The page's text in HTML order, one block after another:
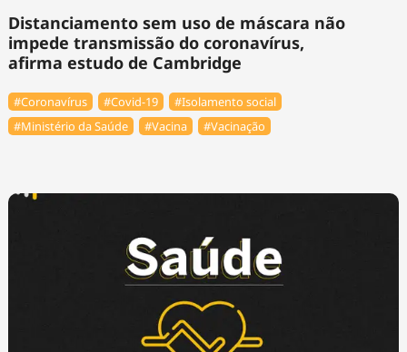
Distanciamento sem uso de máscara não
impede transmissão do coronavírus,
afirma estudo de Cambridge
#Coronavírus #Covid-19
#Isolamento social
#Ministério da Saúde
#Vacina #Vacinação